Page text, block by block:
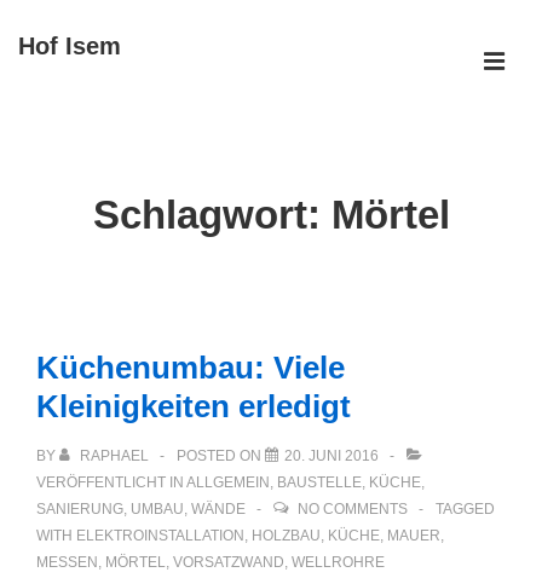
ZumHof Isem
Schlagwort: Mörtel
Küchenumbau: Viele
Kleinigkeiten erledigt
BY RAPHAEL POSTED ON
20. JUNI 2016
VERÖFFENTLICHT IN ALLGEMEIN , BAUSTELLE, KÜCHE,
SANIERUNG, UMBAU, WÄNDE NO COMMENTS
TAGGED
WITH ELEKTROINSTALLATION , HOLZBAU, KÜCHE, MAUER,
MESSEN , MÖRTEL, VORSATZWAND, WELLROHRE